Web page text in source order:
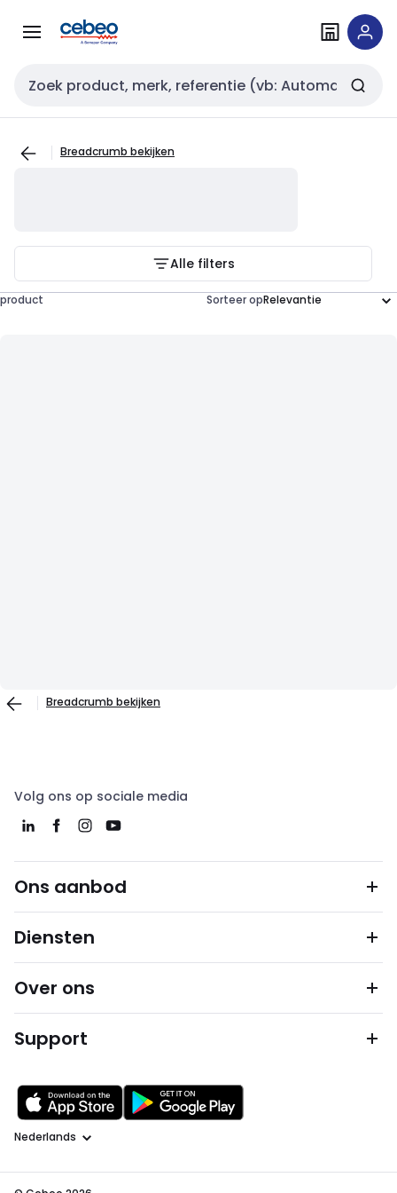
naar
naar
Zoekveld invoer
Breadcrumb bekijken
Alle filters
product Sorteer op
Breadcrumb bekijken
Volg ons op sociale media
Ons aanbod
Diensten
Over ons
Support
Taal